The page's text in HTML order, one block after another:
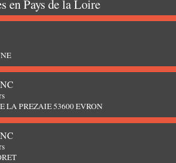
enPays de la Loire
LA PREZAIE 53600 EVRON